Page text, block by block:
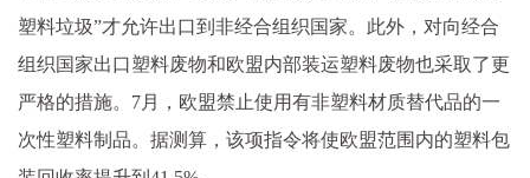
塑料垃圾”才允许出口到非经合组织国家。此外，对向经合
组织国家出口塑料废物和欧盟内部装运塑料废物也采取了更
严格的措施。7月，欧盟禁止使用有非塑料材质替代品的一
次性塑料制品。据测算，该项指令将使欧盟范围内的塑料包